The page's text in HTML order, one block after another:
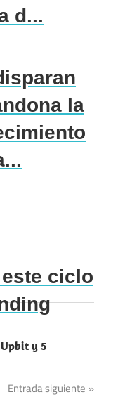
d...
la
ciclo
Upbit y 5
Entrada siguiente